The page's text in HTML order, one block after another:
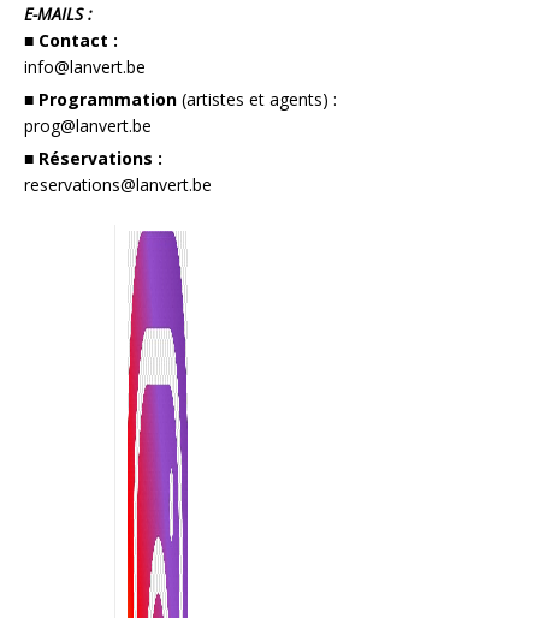
E-MAILS :
■ Contact :
info@lanvert.be
■ Programmation (artistes et agents) :
prog@lanvert.be
■ Réservations :
reservations@lanvert.be